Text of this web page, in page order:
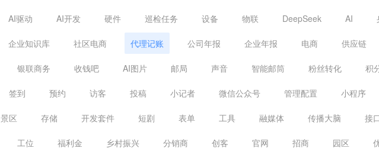
AI驱动 AI开发 硬件 巡检任务 设备 物联 DeepSeek AI
企业知识库 社区电商 代理记账 公司年报 企业年报 电商 供应链
银联商务 收钱吧 AI图片 邮局 声音 智能邮筒 粉丝转化 积
签到 预约 访客 投稿 小记者 微信公众号 管理配置 小程序
景区 存储 开发套件 短剧 表单 工具 融媒体 传播大脑 接
工位 福利金 乡村振兴 分销商 创客 官网 招商 园区